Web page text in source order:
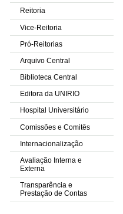
Reitoria
Vice-Reitoria
Pró-Reitorias
Arquivo Central
Biblioteca Central
Editora da UNIRIO
Hospital Universitário
Comissões e Comitês
Internacionalização
Avaliação Interna e
Externa
Transparência e
Prestação de Contas